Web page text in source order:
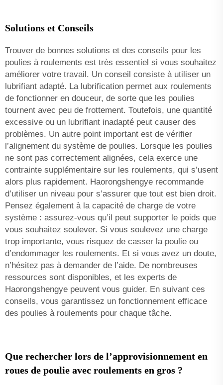
Solutions et Conseils
Trouver de bonnes solutions et des conseils pour les
poulies à roulements est très essentiel si vous souhaitez
améliorer votre travail. Un conseil consiste à utiliser un
lubrifiant adapté. La lubrification permet aux roulements
de fonctionner en douceur, de sorte que les poulies
tournent avec peu de frottement. Toutefois, une quantité
excessive ou un lubrifiant inadapté peut causer des
problèmes. Un autre point important est de vérifier
l’alignement du système de poulies. Lorsque les poulies
ne sont pas correctement alignées, cela exerce une
contrainte supplémentaire sur les roulements, qui s’usent
alors plus rapidement. Haorongshengye recommande
d’utiliser un niveau pour s’assurer que tout est bien droit.
Pensez également à la capacité de charge de votre
système : assurez-vous qu’il peut supporter le poids que
vous souhaitez soulever. Si vous soulevez une charge
trop importante, vous risquez de casser la poulie ou
d’endommager les roulements. Et si vous avez un doute,
n’hésitez pas à demander de l’aide. De nombreuses
ressources sont disponibles, et les experts de
Haorongshengye peuvent vous guider. En suivant ces
conseils, vous garantissez un fonctionnement efficace
des poulies à roulements pour chaque tâche.
Que rechercher lors de l’approvisionnement en
roues de poulie avec roulements en gros ?